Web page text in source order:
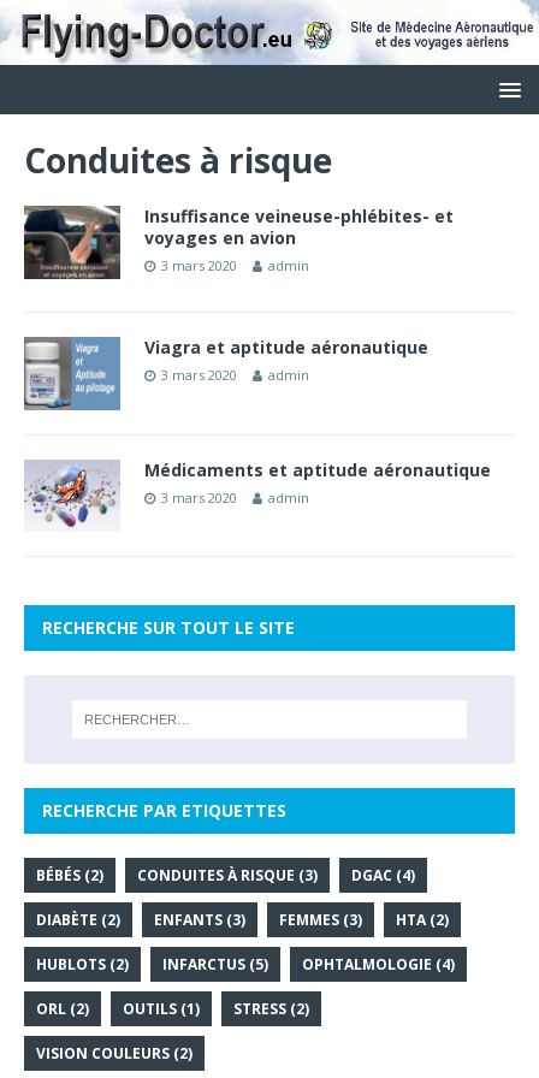
Conduites à risque
Insuffisance veineuse-phlébites- et
voyages en avion
3 mars 2020 admin
Viagra et aptitude aéronautique
3 mars 2020 admin
Médicaments et aptitude aéronautique
3 mars 2020 admin
RECHERCHE SUR TOUT LE SITE
RECHERCHE PAR ETIQUETTES
BÉBÉS (2) CONDUITES À RISQUE (3) DGAC (4)
DIABÈTE (2) ENFANTS (3) FEMMES (3) HTA (2)
HUBLOTS (2) INFARCTUS (5) OPHTALMOLOGIE (4)
ORL (2) OUTILS (1) STRESS (2)
VISION COULEURS (2)